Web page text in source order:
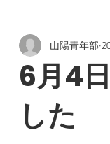
6月4
した
山陽青年部